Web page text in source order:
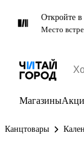
Откройте
Место
Магазины
Канцтовары